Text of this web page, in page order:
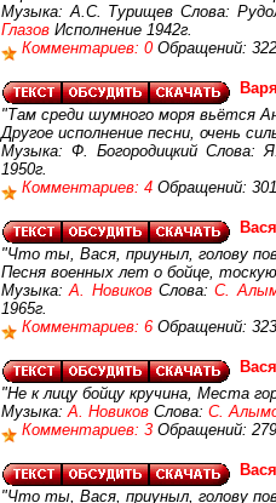
Музыка: А.С. Турищев Слова:
Глазов Исполнение 1942г.
Комментариев: 0 Обращений:
"Там среди шумного моря вьётся
Другое исполнение песни, очень
Музыка: Ф. Богородицкий Слова:
1950г.
Комментариев: 4 Обращений:
"Что ты, Вася, приуныл, голову
Песня военных лет о бойце,
Музыка:А. НовиковСлова:С.
1965г.
Комментариев: 6 Обращений:
"Не к лицу бойцу кручина, Места
Музыка:А. Новиков Слова: С.
Комментариев: 3 Обращений:
"Что ты, Вася, приуныл, голову